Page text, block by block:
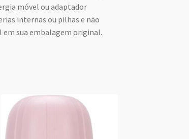
móvel ou adaptador
internas ou pilhas e não
sua embalagem original.